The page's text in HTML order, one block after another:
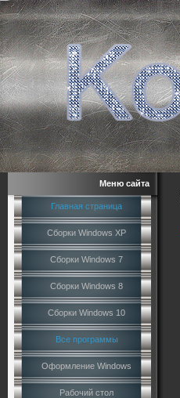
Меню сайта
Главная страница
Сборки Windows XP
Сборки Windows 7
Сборки Windows 8
Сборки Windows 10
Все программы
Оформление Windows
Рабочий стол